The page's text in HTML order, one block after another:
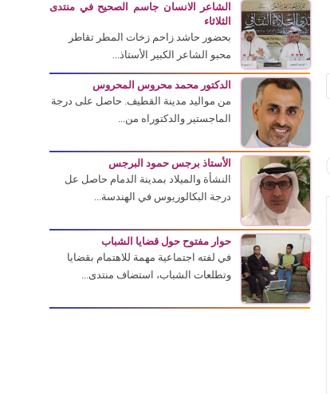
الشاعر الانسان جاسم الصحيح في منتدى
الثلاثاء
بحضور حاشد زاحم زخات المطر تقاطر
محبو الشاعر الكبير الأستاذ...
الدكتور محمد محروس المحروس
من مواليد مدينة القطيف. حاصل على درجة
الماجستير والدكتوراه من...
الأستاذ برجس حمود البرجس
النشأة والميلاد بمدينة الدمام حاصل عل
درجة البكالوريوس في الهندسة...
حوار مفتوح حول قضايا الشباب
في لفته اجتماعية مهمة للاهتمام بقضايا
وتطلعات الشباب، استضاف منتدى...